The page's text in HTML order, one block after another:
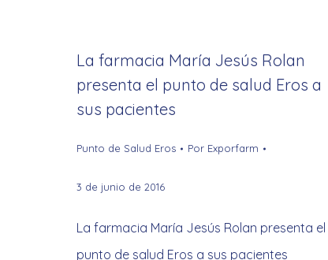
La farmacia María Jesús Rolan
presenta el punto de salud Eros a
sus pacientes
Punto de Salud Eros Por Exporfarm
3 de junio de 2016
La farmacia María Jesús Rolan presenta el
punto de salud Eros a sus pacientes